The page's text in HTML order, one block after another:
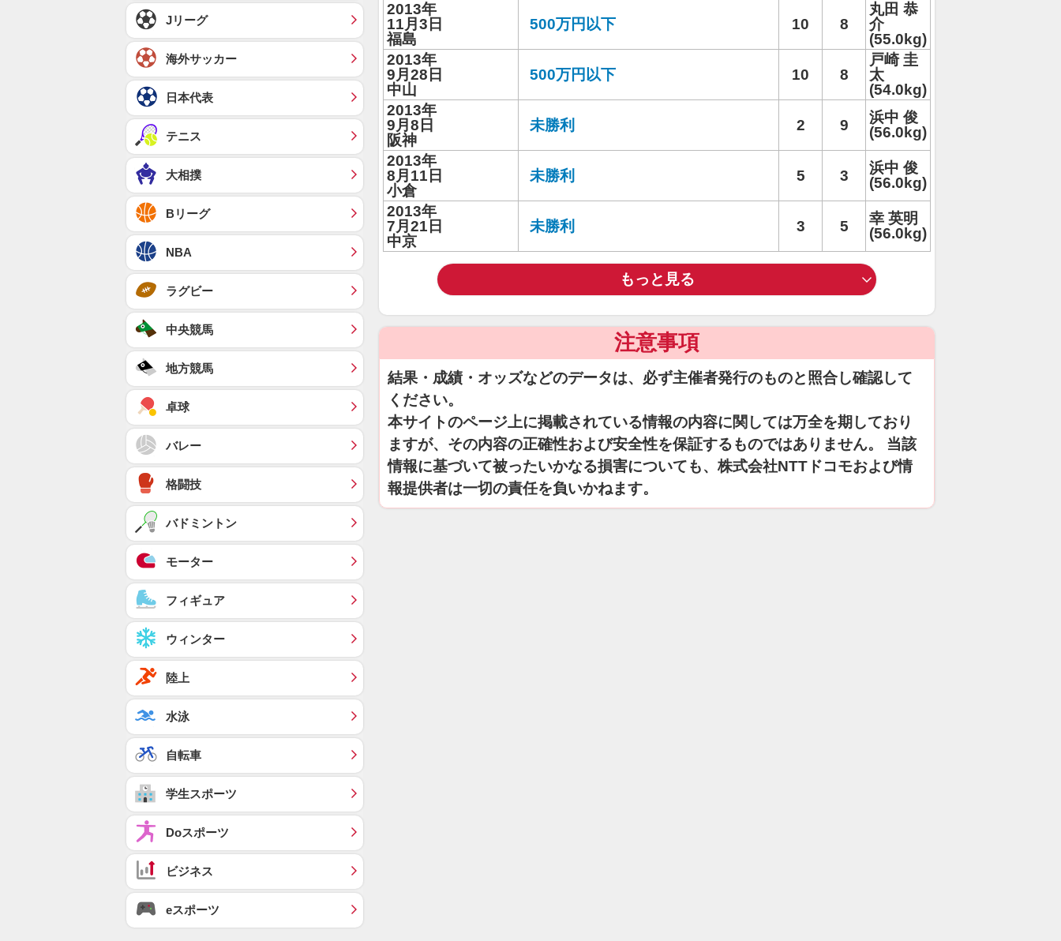
2013年
11月3日
福島
500万円以下 10 8
丸田 恭
介
(55.0kg)
2013年
9月28日
中山
500万円以下 10 8
戸崎 圭
太
(54.0kg)
2013年
9月8日
阪神
未勝利 2 9
浜中 俊
(56.0kg)
2013年
8月11日
小倉
未勝利 5 3
浜中 俊
(56.0kg)
2013年
7月21日
中京
未勝利 3 5
幸 英明
(56.0kg)
もっと見る
注意事項
結果・成績・オッズなどのデータは、必ず主催者発行のものと照合し確認して
ください。
本サイトのページ上に掲載されている情報の内容に関しては万全を期しており
ますが、その内容の正確性および安全性を保証するものではありません。 当該
情報に基づいて被ったいかなる損害についても、株式会社NTTドコモおよび情
報提供者は一切の責任を負いかねます。
Jリーグ
海外サッカー
日本代表
テニス
大相撲
Bリーグ
NBA
ラグビー
中央競馬
地方競馬
卓球
バレー
格闘技
バドミントン
モーター
フィギュア
ウィンター
陸上
水泳
自転車
学生スポーツ
Doスポーツ
ビジネス
eスポーツ